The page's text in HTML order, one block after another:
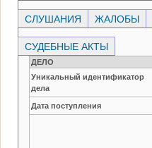
СЛУШАНИЯ ЖАЛОБЫ
СУДЕБНЫЕ АКТЫ
ДЕЛО
Уникальный идентификатор
дела
Дата поступления